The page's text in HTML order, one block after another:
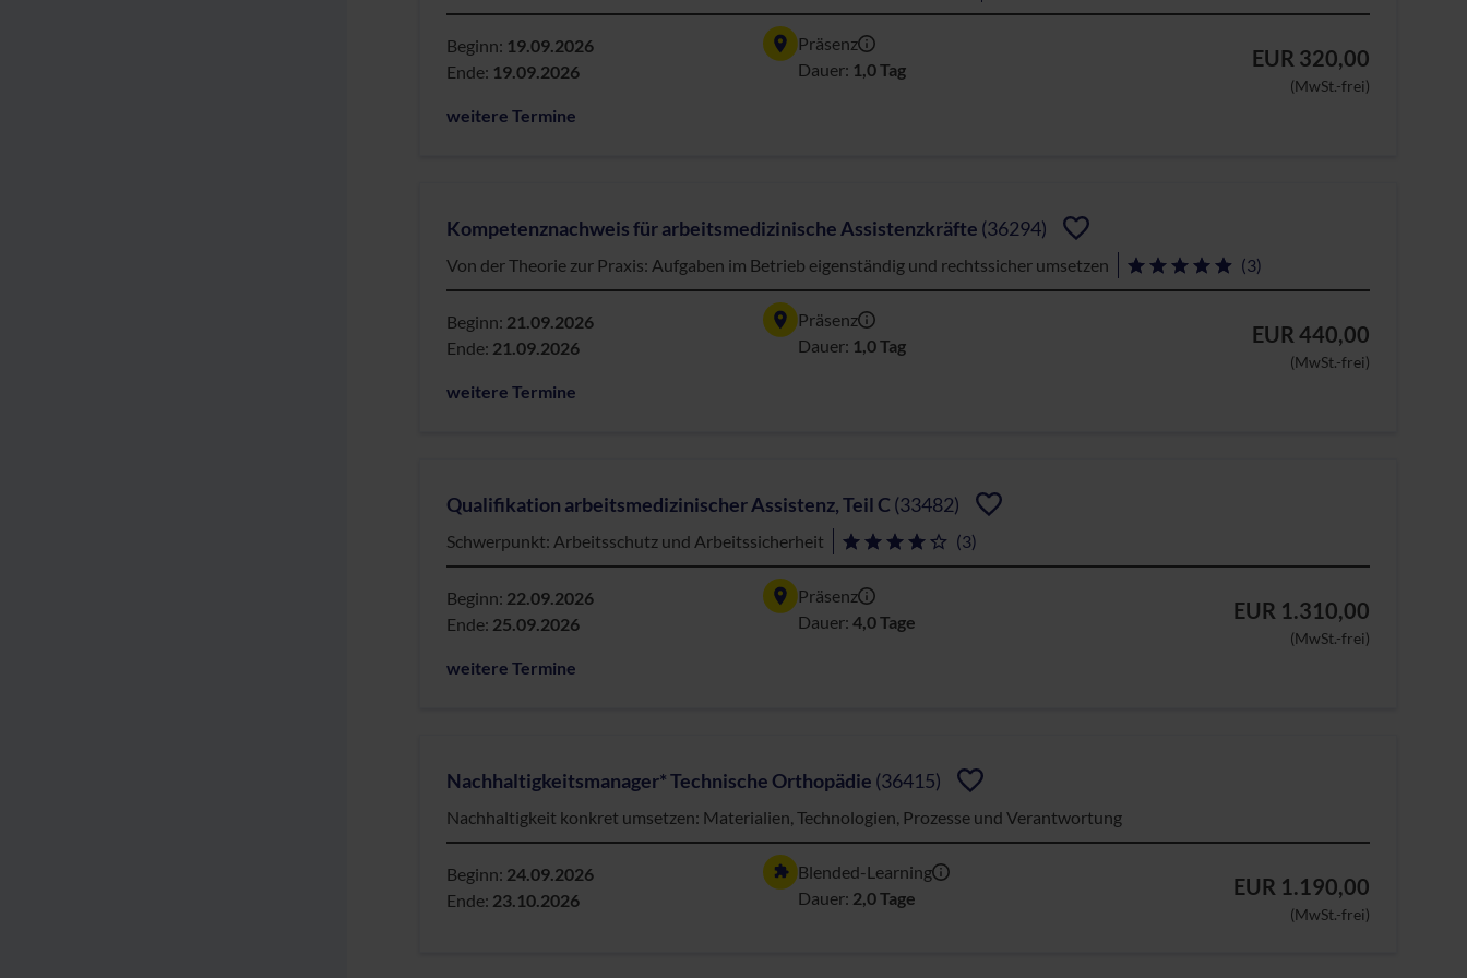
Beginn: 19.09.2026
Ende: 19.09.2026
weitere Termine
Präsenz
Dauer: 1,0 Tag EUR 320,00
(MwSt.-frei)
Kompetenznachweis für arbeitsmedizinische Assistenzkräfte (36294)
Von der Theorie zur Praxis: Aufgaben im Betrieb eigenständig und rechtssicher umsetzen (3)
Beginn: 21.09.2026
Ende: 21.09.2026
weitere Termine
Präsenz
Dauer: 1,0 Tag EUR 440,00
(MwSt.-frei)
Qualifikation arbeitsmedizinischer Assistenz, Teil C (33482)
Schwerpunkt: Arbeitsschutz und Arbeitssicherheit (3)
Beginn: 22.09.2026
Ende: 25.09.2026
weitere Termine
Präsenz
Dauer: 4,0 Tage EUR 1.310,00
(MwSt.-frei)
Nachhaltigkeitsmanager* Technische Orthopädie (36415)
Nachhaltigkeit konkret umsetzen: Materialien, Technologien, Prozesse und Verantwortung
Beginn: 24.09.2026
Ende: 23.10.2026
Blended-Learning
Dauer: 2,0 Tage EUR 1.190,00
(MwSt.-frei)